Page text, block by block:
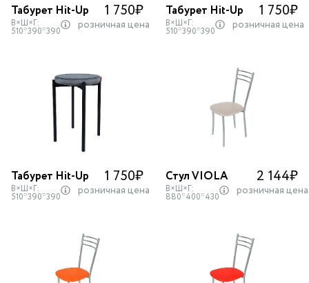
Табурет Hit-Up 1 750₽
В×Ш×Г:
510*390*390 розничная цена
Табурет Hit-Up 1 750₽
В×Ш×Г:
510*390*390 розничная цена
Табурет Hit-Up 1 750₽
В×Ш×Г:
510*390*390 розничная цена
Стул VIOLA 2 144₽
В×Ш×Г:
880*400*430 розничная цена